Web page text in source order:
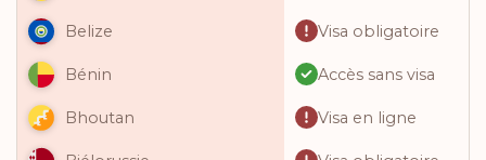
Belize Visa obligatoire
Bénin Accès sans visa
Bhoutan Visa en ligne